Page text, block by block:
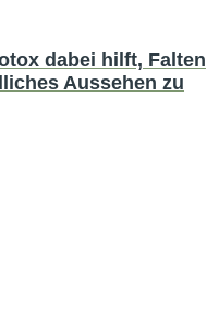
dabei hilft, Falten
Aussehen zu